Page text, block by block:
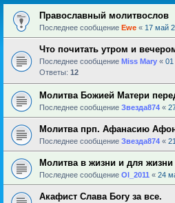
Православный молитвослов
Последнее сообщение Ewe « 17 май
Что почитать утром и
Последнее сообщение Miss Mary « 01
Ответы: 12
Молитва Божией Матери
Последнее сообщение Звезда874 «
Молитва прп. Афанасию
Последнее сообщение Звезда874 «
Молитва в жизни и для жизни
Последнее сообщение Ol_2011 « 24
Акафист Слава Богу за все.